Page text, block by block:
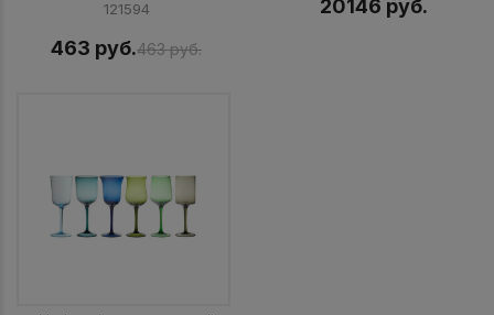
121594
463 руб.463 руб.
20146 руб.